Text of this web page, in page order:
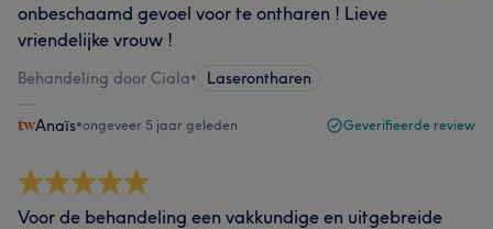
onbeschaamd gevoel voor te ontharen ! Lieve
vriendelijke vrouw !
Behandeling door Ciala• Laserontharen
Anaïs•ongeveer 5 jaar geleden Geverifieerde review
Voor de behandeling een vakkundige en uitgebreide